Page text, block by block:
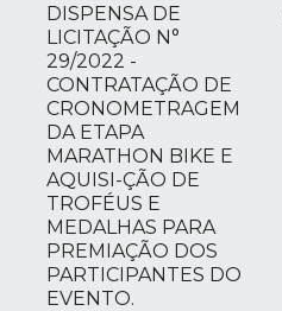
DISPENSA DE
LICITAÇÃO N°
29/2022 -
CONTRATAÇÃO DE
CRONOMETRAGEM
DA ETAPA
MARATHON BIKE E
AQUISI-ÇÃO DE
TROFÉUS E
MEDALHAS PARA
PREMIAÇÃO DOS
PARTICIPANTES DO
EVENTO.